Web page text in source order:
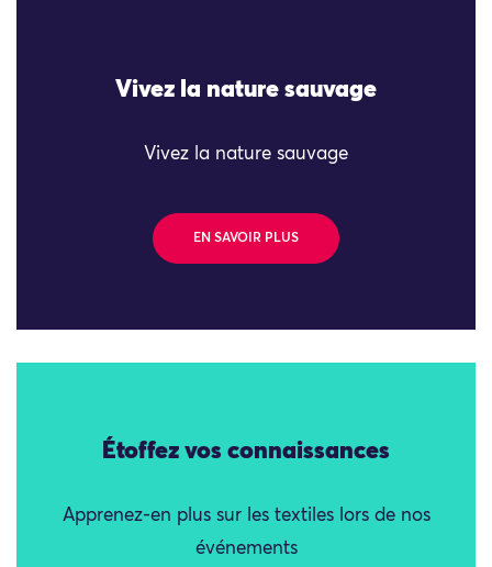
Vivez la nature sauvage
Vivez la nature sauvage
EN SAVOIR PLUS
Étoffez vos connaissances
Apprenez-en plus sur les textiles lors de nos
événements